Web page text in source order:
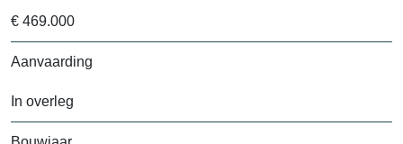
€ 469.000
Aanvaarding
In overleg